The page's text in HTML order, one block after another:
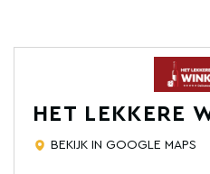
HET LEKKERE
BEKIJK IN GOOGLE MAPS